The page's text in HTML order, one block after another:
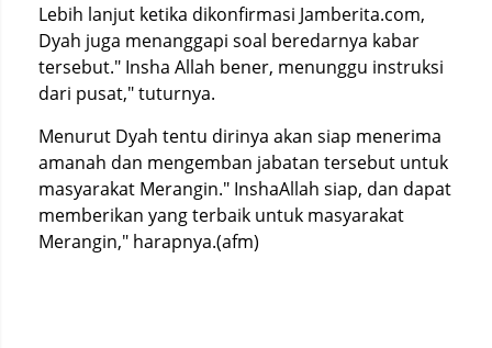
Lebih lanjut ketika dikonfirmasi Jamberita.com,
Dyah juga menanggapi soal beredarnya kabar
tersebut." Insha Allah bener, menunggu instruksi
dari pusat," tuturnya.
Menurut Dyah tentu dirinya akan siap menerima
amanah dan mengemban jabatan tersebut untuk
masyarakat Merangin." InshaAllah siap, dan dapat
memberikan yang terbaik untuk masyarakat
Merangin," harapnya.(afm)